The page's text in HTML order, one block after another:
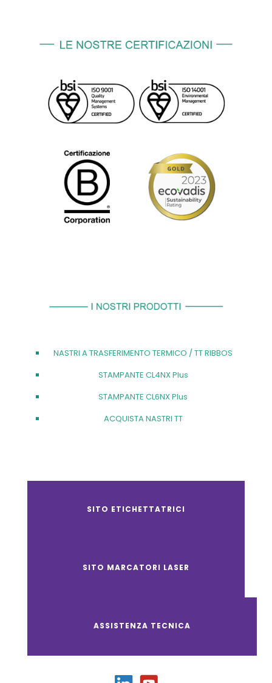
NASTRI A TRASFERIMENTO TERMICO / TT RIBBOS
STAMPANTE CL4NX Plus
STAMPANTE CL6NX Plus
ACQUISTA NASTRI TT
SITO ETICHETTATRICI
SITO MARCATORI LASER
ASSISTENZA TECNICA